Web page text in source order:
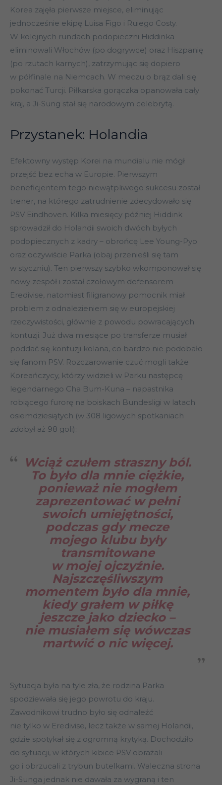
Korea zajęła pierwsze miejsce, eliminując
jednocześnie ekipę Luisa Figo i Ruiego Costy.
W kolejnych rundach podopieczni Hiddinka
eliminowali Włochów (po dogrywce) oraz Hiszpanię
(po rzutach karnych), zatrzymując się dopiero
w półfinale na Niemcach. W meczu o brąz dali się
pokonać Turcji. Piłkarska gorączka opanowała cały
kraj, a Ji-Sung stał się narodowym celebrytą.
Przystanek: Holandia
Efektowny występ Korei na mundialu nie mógł
przejść bez echa w Europie. Pierwszym
beneficjentem tego niewątpliwego sukcesu został
trener, na którego zatrudnienie zdecydowało się
PSV Eindhoven. Kilka miesięcy później Hiddink
sprowadził do Holandii swoich dwóch byłych
podopiecznych z kadry – obrońcę Lee Young-Pyo
oraz oczywiście Parka (obaj przenieśli się tam
w styczniu). Ten pierwszy szybko wkomponował się
nowy zespół i został czołowym defensorem
Eredivise, natomiast filigranowy pomocnik miał
problem z odnalezieniem się w europejskiej
rzeczywistości, głównie z powodu powracających
kontuzji. Już dwa miesiące po transferze musiał
poddać się kontuzji kolana, co bardzo nie podobało
się fanom PSV. Rozczarowanie czuć mogli także
Koreańczycy, którzy widzieli w Parku następcę
legendarnego Cha Bum-Kuna – napastnika
robiącego furorę na boiskach Bundesligi w latach
osiemdziesiątych (w 308 ligowych spotkaniach
zdobył aż 98 goli):
Wciąż czułem straszny ból.
To było dla mnie ciężkie,
ponieważ nie mogłem
zaprezentować w pełni
swoich umiejętności,
podczas gdy mecze
mojego klubu były
transmitowane
w mojej ojczyźnie.
Najszczęśliwszym
momentem było dla mnie,
kiedy grałem w piłkę
jeszcze jako dziecko –
nie musiałem się wówczas
martwić o nic więcej.
Sytuacja była na tyle zła, że rodzina Parka
spodziewała się jego powrotu do kraju.
Zawodnikowi trudno było się odnaleźć
nie tylko w Eredivise, lecz także w samej Holandii,
gdzie spotykał się z ogromną krytyką. Dochodziło
do sytuacji, w których kibice PSV obrażali
go i obrzucali z trybun butelkami. Waleczna strona
Ji-Sunga jednak nie dawała za wygraną i ten